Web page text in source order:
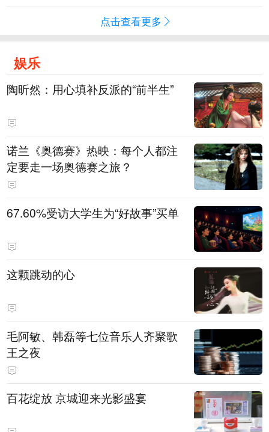
点击查看更多
娱乐
陶昕然：用心填补反派的“前半生”
诺兰《奥德赛》热映：每个人都注
定要走一场奥德赛之旅？
67.60%受访大学生为“好故事”买单
这颗跳动的心
毛阿敏、韩磊等七位音乐人齐聚歌
王之夜
百花绽放 京城迎来光影盛宴